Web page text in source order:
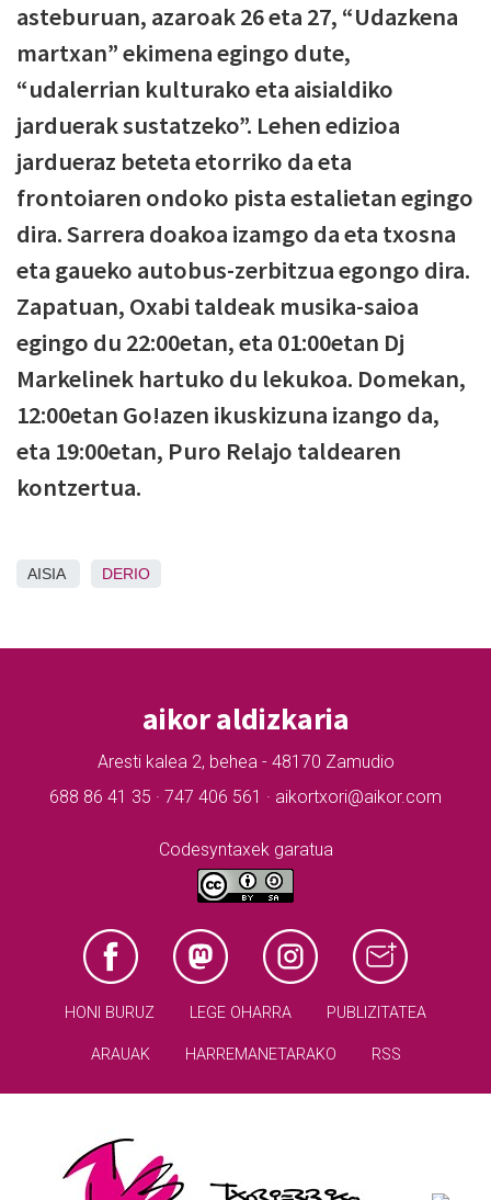
asteburuan, azaroak 26 eta 27, “Udazkena
martxan” ekimena egingo dute,
“udalerrian kulturako eta aisialdiko
jarduerak sustatzeko”. Lehen edizioa
jardueraz beteta etorriko da eta
frontoiaren ondoko pista estalietan egingo
dira. Sarrera doakoa izamgo da eta txosna
eta gaueko autobus-zerbitzua egongo dira.
Zapatuan, Oxabi taldeak musika-saioa
egingo du 22:00etan, eta 01:00etan Dj
Markelinek hartuko du lekukoa. Domekan,
12:00etan Go!azen ikuskizuna izango da,
eta 19:00etan, Puro Relajo taldearen
kontzertua.
AISIA DERIO
aikor aldizkaria
Aresti kalea 2, behea - 48170 Zamudio
688 86 41 35 · 747 406 561 · aikortxori@aikor.com
Codesyntaxek garatua
HONI BURUZ LEGE OHARRA PUBLIZITATEA
ARAUAK HARREMANETARAKO RSS